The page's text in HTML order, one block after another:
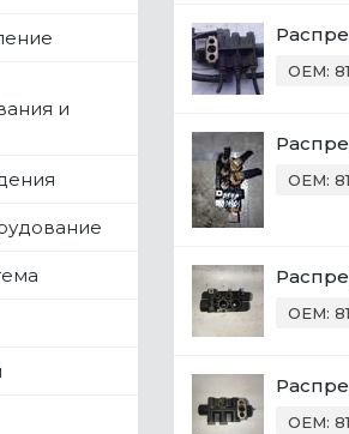
и
OEM:
OEM:
OEM:
OEM: